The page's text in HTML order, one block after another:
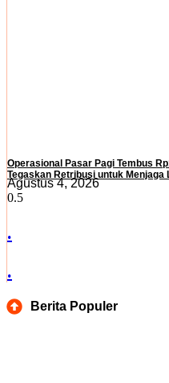
Operasional Pasar Pagi Tembus
Tegaskan Retribusi untuk Menjaga
Agustus 4, 2026
.
.
Berita Populer